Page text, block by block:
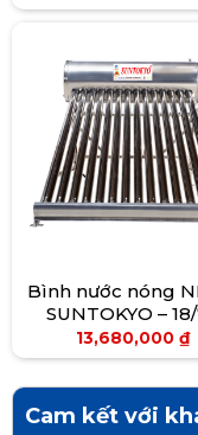
Cam kết với
Bình nước nóng
SUNTOKYO –
(300L)
13,680,000 ₫